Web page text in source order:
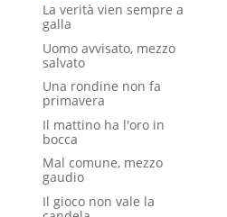
La verità vien sempre a
galla
Uomo avvisato, mezzo
salvato
Una rondine non fa
primavera
Il mattino ha l'oro in
bocca
Mal comune, mezzo
gaudio
Il gioco non vale la